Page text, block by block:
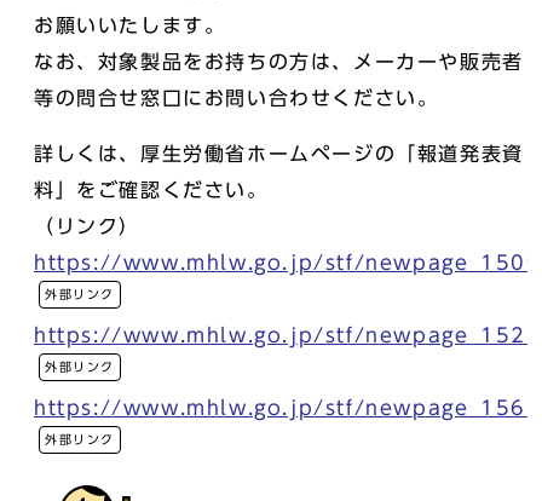
お願いいたします。
なお、対象製品をお持ちの方は、メーカーや販売者
等の問合せ窓口にお問い合わせください。
詳しくは、厚生労働省ホームページの「報道発表資
料」をご確認ください。
（リンク）
https://www.mhlw.go.jp/stf/
外部リンク
https://www.mhlw.go.jp/stf/
外部リンク
https://www.mhlw.go.jp/stf/
外部リンク